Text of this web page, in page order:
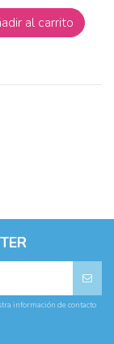
al carrito
información de contacto